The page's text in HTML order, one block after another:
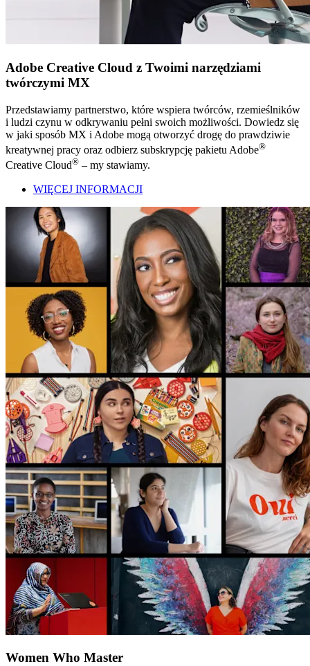
Adobe Creative Cloud z Twoimi narzędziami
twórczymi MX
Przedstawiamy partnerstwo, które wspiera twórców, rzemieślników
i ludzi czynu w odkrywaniu pełni swoich możliwości. Dowiedz się
w jaki sposób MX i Adobe mogą otworzyć drogę do prawdziwie
kreatywnej pracy oraz odbierz subskrypcję pakietu Adobe®
Creative Cloud® – my stawiamy.
WIĘCEJ INFORMACJI
Women Who Master